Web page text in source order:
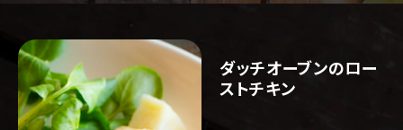
ダッチオーブンのロー
ストチキン